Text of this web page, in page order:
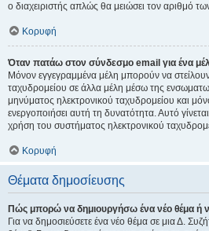
ο διαχειριστής απλώς θα μειώσει τον αριθμό
Κορυφή
Όταν πατάω στον σύνδεσμο email για ένα
Μόνον εγγεγραμμένα μέλη μπορούν να
ταχυδρομείου σε άλλα μέλη μέσω της
μηνύματος ηλεκτρονικού ταχυδρομείου και
ενεργοποιήσει αυτή τη δυνατότητα. Αυτό
χρήση του συστήματος ηλεκτρονικού
Κορυφή
Θέματα δημοσίευσης
Πώς μπορώ να δημιουργήσω ένα νέο θέμα ή
Για να δημοσιεύσετε ένα νέο θέμα σε μια Δ.